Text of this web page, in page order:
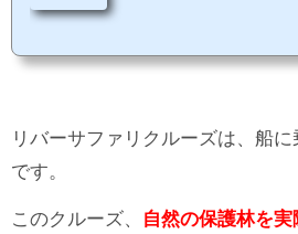
を参照）も持っていたので、数分で入館でき
リバーサファリクルーズは、船
です。
このクルーズ、 自然の保護林を